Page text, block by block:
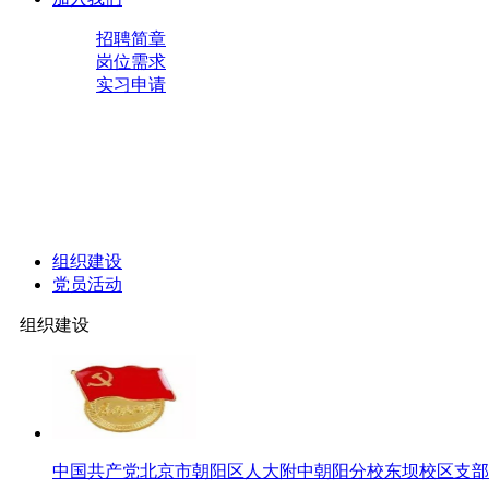
招聘简章
岗位需求
实习申请
组织建设
党员活动
组织建设
中国共产党北京市朝阳区人大附中朝阳分校东坝校区支